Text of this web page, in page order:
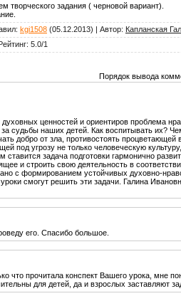
творческого задания ( черновой вариант).
: kgi1508 (05.12.2013) | Автор: Капланская
: 5.0/1
Порядок вывода
ценностей и ориентиров проблема
судьбы наших детей. Как воспитывать их?
добро от зла, противостоять
под угрозу не только человеческую
задача подготовки гармонично
и строить свою деятельность в
с формированием устойчивых духовно-
смогут решить эти задачи. Галина
его. Спасибо большое.
что прочитала конспект Вашего урока, мне
для детей, да и взрослых заставляют